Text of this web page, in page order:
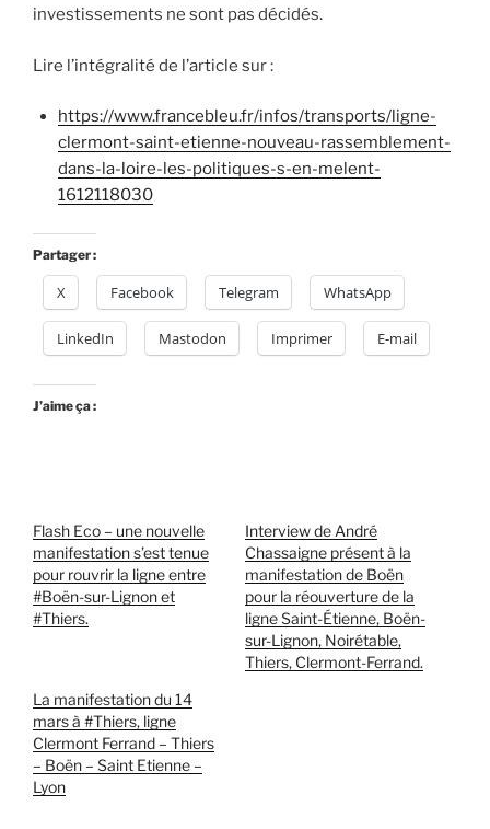
investissements ne sont pas décidés.
Lire l’intégralité de l’article sur :
https://www.francebleu.fr/infos/transports/ligne-
clermont-saint-etienne-nouveau-rassemblement-
dans-la-loire-les-politiques-s-en-melent-
1612118030
Partager :
X Facebook Telegram WhatsApp
LinkedIn Mastodon Imprimer E-mail
J’aime ça :
Flash Eco – une nouvelle
manifestation s’est tenue
pour rouvrir la ligne entre
#Boën-sur-Lignon et
#Thiers.
Interview de André
Chassaigne présent à la
manifestation de Boën
pour la réouverture de la
ligne Saint-Étienne, Boën-
sur-Lignon, Noirétable,
Thiers, Clermont-Ferrand.
La manifestation du 14
mars à #Thiers, ligne
Clermont Ferrand – Thiers
– Boën – Saint Etienne –
Lyon